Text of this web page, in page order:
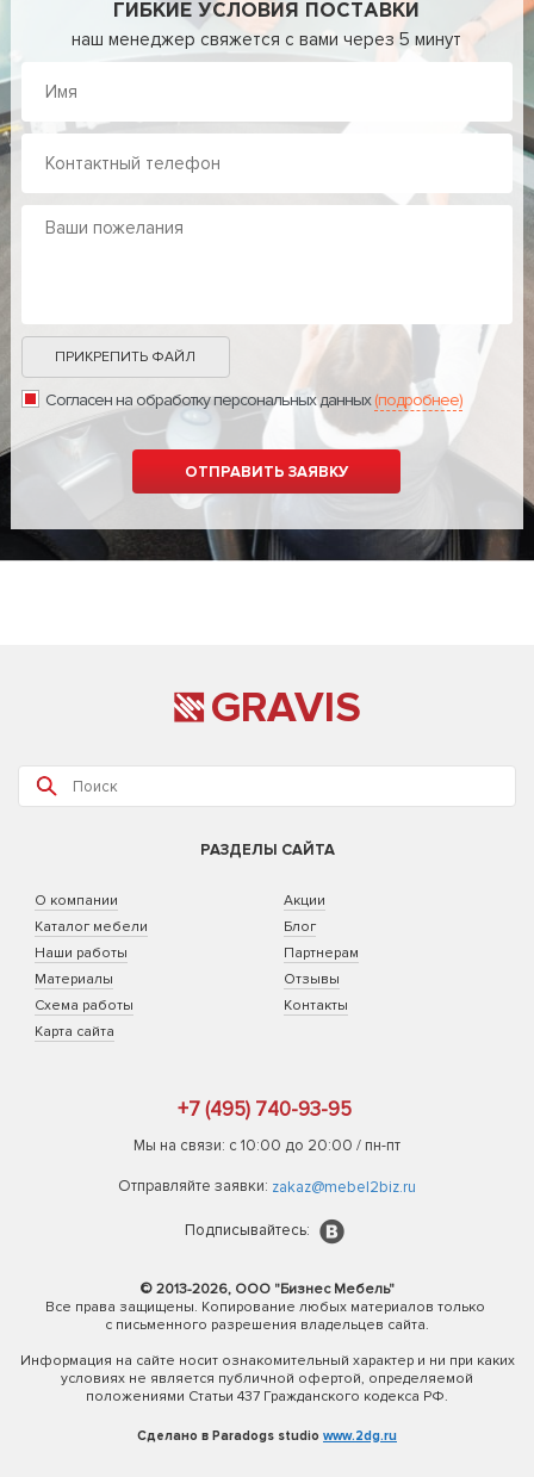
ГИБКИЕ УСЛОВИЯ ПОСТАВКИ
наш менеджер свяжется с вами через 5 минут
ПРИКРЕПИТЬ ФАЙЛ
Согласен на обработку персональных данных(подробнее)
GRAVIS
РАЗДЕЛЫ САЙТА
О компании
Каталог мебели
Наши работы
Материалы
Схема работы
Карта сайта
Акции
Блог
Партнерам
Отзывы
Контакты
+7 (495) 740-93-95
Мы на связи: с 10:00 до 20:00 / пн-пт
Отправляйте заявки: zakaz@mebel2biz.ru
Подписывайтесь:
© 2013-2026, ООО "Бизнес Мебель"
Все права защищены. Копирование любых материалов только
с письменного разрешения владельцев сайта.
Информация на сайте носит ознакомительный характер и ни при каких
условиях не является публичной офертой, определяемой
положениями Статьи 437 Гражданского кодекса РФ.
Сделано в Paradogs studio www.2dg.ru